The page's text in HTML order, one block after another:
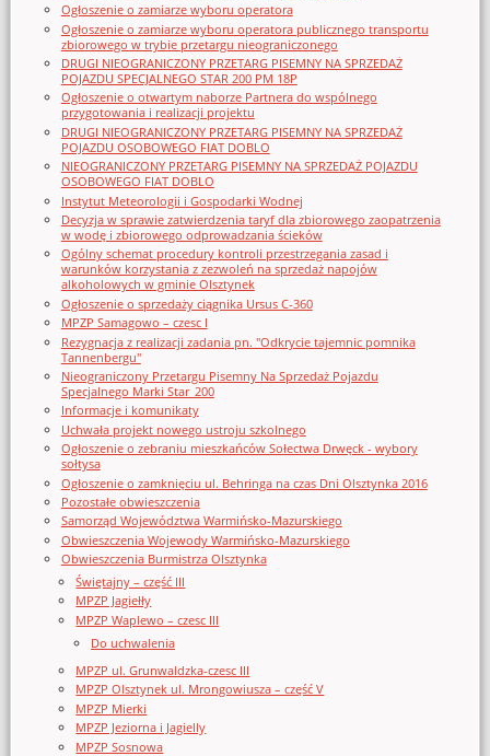
Ogłoszenie o zamiarze wyboru operatora
Ogłoszenie o zamiarze wyboru operatora publicznego transportu
zbiorowego w trybie przetargu nieograniczonego
DRUGI NIEOGRANICZONY PRZETARG PISEMNY NA SPRZEDAŻ
POJAZDU SPECJALNEGO STAR 200 PM 18P
Ogłoszenie o otwartym naborze Partnera do wspólnego
przygotowania i realizacji projektu
DRUGI NIEOGRANICZONY PRZETARG PISEMNY NA SPRZEDAŻ
POJAZDU OSOBOWEGO FIAT DOBLO
NIEOGRANICZONY PRZETARG PISEMNY NA SPRZEDAŻ POJAZDU
OSOBOWEGO FIAT DOBLO
Instytut Meteorologii i Gospodarki Wodnej
Decyzja w sprawie zatwierdzenia taryf dla zbiorowego zaopatrzenia
w wodę i zbiorowego odprowadzania ścieków
Ogólny schemat procedury kontroli przestrzegania zasad i
warunków korzystania z zezwoleń na sprzedaż napojów
alkoholowych w gminie Olsztynek
Ogłoszenie o sprzedaży ciągnika Ursus C-360
MPZP Samagowo – czesc I
Rezygnacja z realizacji zadania pn. "Odkrycie tajemnic pomnika
Tannenbergu"
Nieograniczony Przetargu Pisemny Na Sprzedaż Pojazdu
Specjalnego Marki Star_200
Informacje i komunikaty
Uchwała projekt nowego ustroju szkolnego
Ogłoszenie o zebraniu mieszkańców Sołectwa Drwęck - wybory
sołtysa
Ogłoszenie o zamknięciu ul. Behringa na czas Dni Olsztynka 2016
Pozostałe obwieszczenia
Samorząd Województwa Warmińsko-Mazurskiego
Obwieszczenia Wojewody Warmińsko-Mazurskiego
Obwieszczenia Burmistrza Olsztynka
Świętajny – część III
MPZP Jagiełły
MPZP Waplewo – czesc III
Do uchwalenia
MPZP ul. Grunwaldzka-czesc III
MPZP Olsztynek ul. Mrongowiusza – część V
MPZP Mierki
MPZP Jeziorna i Jagielly
MPZP Sosnowa